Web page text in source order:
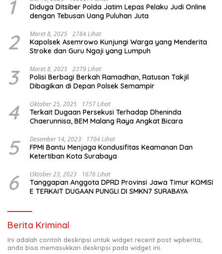
1
Diduga Ditsiber Polda Jatim Lepas Pelaku Judi Online
dengan Tebusan Uang Puluhan Juta
2 Maret 8, 2025 2784 Lihat
Kapolsek Asemrowo Kunjungi Warga yang Menderita
Stroke dan Guru Ngaji yang Lumpuh
3 Maret 8, 2025 2379 Lihat
Polisi Berbagi Berkah Ramadhan, Ratusan Takjil
Dibagikan di Depan Polsek Semampir
4 Oktober 25, 2025 1757 Lihat
Terkait Dugaan Persekusi Terhadap Dheninda
Chaerunnisa, BEM Malang Raya Angkat Bicara
5 Desember 14, 2023 1704 Lihat
FPMI Bantu Menjaga Kondusifitas Keamanan Dan
Ketertiban Kota Surabaya
6 Oktober 23, 2023 1676 Lihat
Tanggapan Anggota DPRD Provinsi Jawa Timur KOMISI
E TERKAIT DUGAAN PUNGLI DI SMKN7 SURABAYA
Berita Kriminal
Ini adalah contoh deskripsi untuk widget recent post wpberita,
anda bisa memasukkan deskripsi pada widget ini.